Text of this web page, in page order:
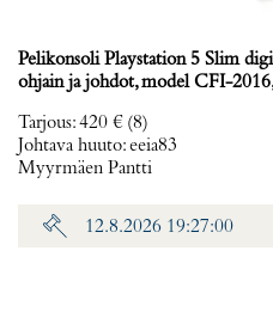
Pelikonsoli Playstation 5 Slim
ohjain ja johdot, model CFI-
Tarjous:420 € (8)
Johtava huuto:eeia83
Myyrmäen Pantti
12.8.2026 19:27:00